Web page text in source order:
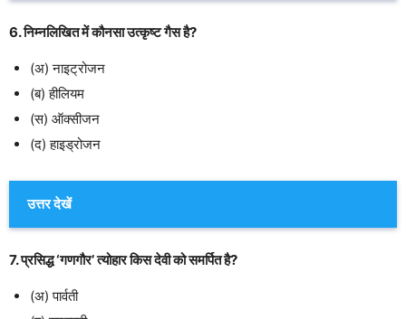
6. निम्नलिखित में कौनसा उत्कृष्ट गैस है?
(अ) नाइट्रोजन
(ब) हीलियम
(स) ऑक्सीजन
(द) हाइड्रोजन
उत्तर देखें
7. प्रसिद्ध ‘गणगौर’ त्योहार किस देवी को समर्पित है?
(अ) पार्वती